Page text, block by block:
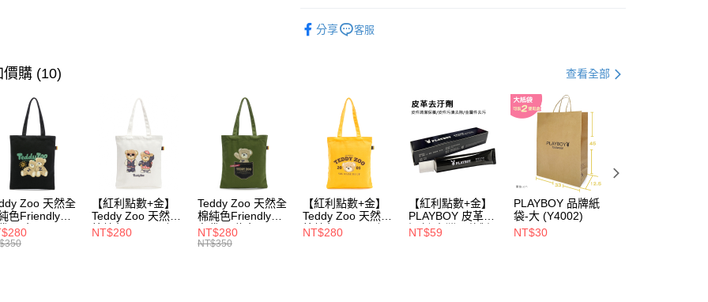
1.分期款項不併入電信帳單，「大哥付你分期」於每月結算日後寄送繳費提
醒簡訊。
1.本服務係由「台灣大哥大股份有限公司」（以下簡稱本公司）所提供，讓
用戶於交易時，得透過本服務購買商品或服務，並由商店將買賣／分期付
款買賣價金債權讓與本公司後，依約使用本公司帳單繳交帳款。
2.基於同意付款使用「大哥付你分期」之契約關係目的，商店將以您的個人
資料（包含姓名、電話或地址）提供予台灣大哥大進項蒐集、處理及利
用，由本公司與您本人進行分期帳單所需資料之確認、核對及更正。
3.完整用戶服務條款，請詳閱以下連結：
https://oppay.tw/userRule
付款後全家取貨
付款後萊爾富取貨
每筆NT$100，滿NT$700(含以上)免運費
7-11取貨付款
每筆NT$100，滿NT$900(含以上)免運費
付款後7-11取貨
PLAYBOY✨新品上市
✿ 樂活減壓懶人鞋
款式快速搜尋 氣墊鞋
⏯︎ 本月獨享特殺↘︎↘︎ « 快閃 » 精選1+1 買就送皮革行李吊牌
⏯︎ 本月獨享特殺↘︎↘︎ « 快閃 » 視覺降溫 清爽系鞋履45折up
⏯︎ 本月獨享特殺↘︎↘︎ ❥ FUN 玩盛夏 暢銷鞋滿額再折$210
分享 客服
價購 (10) 查看全部
Zoo 天然全
色Friendly帆
-黑色
【紅利點數+金】
Teddy Zoo 天然全
棉純色Friendly帆
布袋-白色
NT$280
Teddy Zoo 天然全
棉純色Friendly帆
布袋-軍綠色
(TZB107)
NT$280
NT$350
【紅利點數+金】
Teddy Zoo 天然全
棉純色Friendly帆
布袋-黃色
NT$280
【紅利點數+金】
PLAYBOY 皮革去
污劑(台灣哥倫製)-
(Y4003)
NT$59
PLAYBOY 品牌紙
袋-大 (Y4002)
NT$30